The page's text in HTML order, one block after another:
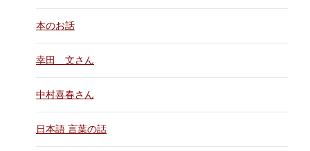
本のお話
幸田 文さん
中村喜春さん
日本語 言葉の話